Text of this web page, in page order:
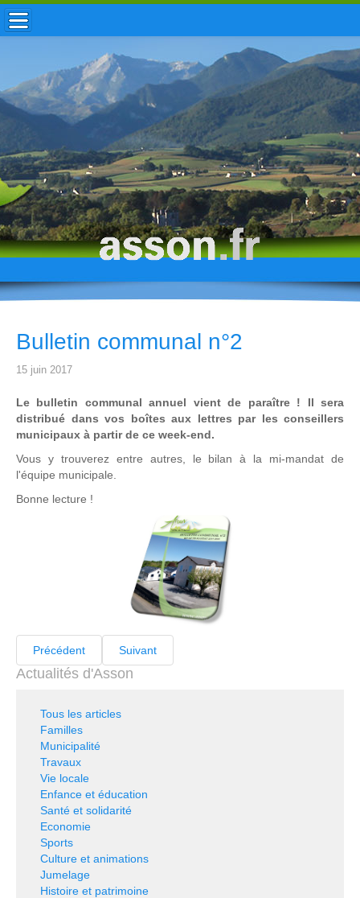
ACCUEIL / INFOS
MUNICIPALITÉ
VIE LOCALE
ENFANCE
TOURISME
HISTOIRE
Bulletin communal n°2
15 juin 2017
Le bulletin communal annuel vient de paraître ! Il sera
distribué dans vos boîtes aux lettres par les conseillers
municipaux à partir de ce week-end.
Vous y trouverez entre autres, le bilan à la mi-mandat de
l'équipe municipale.
Bonne lecture !
Précédent Suivant
Actualités d'Asson
Tous les articles
Familles
Municipalité
Travaux
Vie locale
Enfance et éducation
Santé et solidarité
Economie
Sports
Culture et animations
Jumelage
Histoire et patrimoine